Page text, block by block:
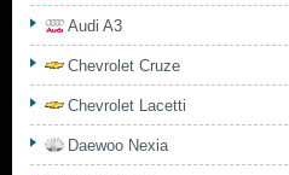
Audi A3
Chevrolet Cruze
Chevrolet Lacetti
Daewoo Nexia